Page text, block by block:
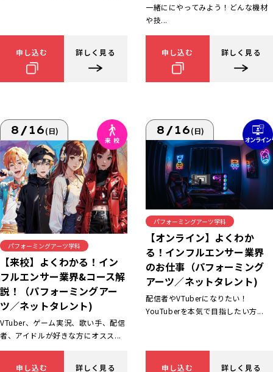
申し込む 詳しく見る
一緒ににやってみよう！どんな機材
や技...
申し込む 詳しく見る
8/16(日)
パフォーミングアーツ学科
【来校】よくわかる！イン
フルエンサー業界&コース解
説！（パフォーミングアー
ツ／ネットタレント)
VTuber、ゲーム実況、歌い手、配信
者、アイドルが好きな方にオスス...
申し込む 詳しく見る
8/16(日)
パフォーミングアーツ学科
【オンライン】よくわか
る！インフルエンサー業界
のお仕事（パフォーミング
アーツ／ネットタレント)
配信者やVTuberになりたい！
YouTuberを本気で目指したい方...
申し込む 詳しく見る